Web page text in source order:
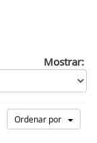
Mostrar:
Ordenar por